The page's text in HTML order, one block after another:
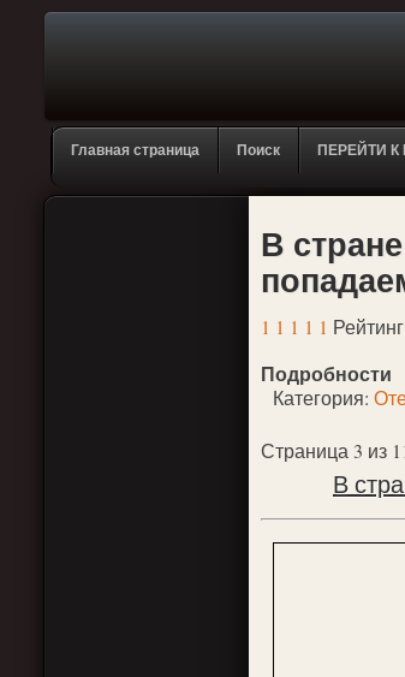
Главная страница Поиск ПЕРЕЙТИ
В
1 1 1 1 1
Подробности
Категория:
Страница 3 из
В